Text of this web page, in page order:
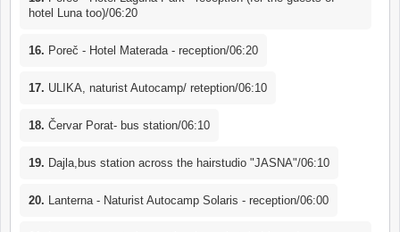
hotel Luna too)/06:20
16. Poreč - Hotel Materada - reception/06:20
17. ULIKA, naturist Autocamp/ reteption/06:10
18. Červar Porat- bus station/06:10
19. Dajla,bus station across the hairstudio "JASNA"/06:10
20. Lanterna - Naturist Autocamp Solaris - reception/06:00